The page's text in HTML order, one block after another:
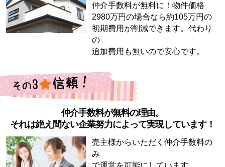
仲介手数料が無料に！物件価格
2980万円の場合なら約105万円の
初期費用が削減できます。代わり
の
追加費用も無いので安心です。
仲介手数料が無料の理由。
それは絶え間ない企業努力によって実現しています！
売主様からいただく仲介手数料の
み